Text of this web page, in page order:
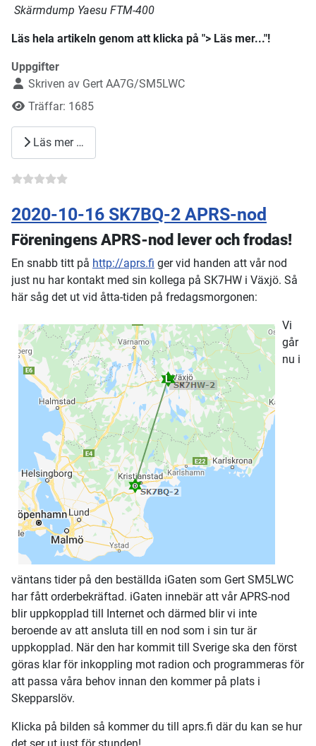
Skärmdump Yaesu FTM-400
Läs hela artikeln genom att klicka på "> Läs mer..."!
Uppgifter
Skriven av Gert AA7G/SM5LWC
Träffar: 1685
Läs mer …
2020-10-16 SK7BQ-2 APRS-nod
Föreningens APRS-nod lever och frodas!
En snabb titt på http://aprs.fi ger vid handen att vår nod
just nu har kontakt med sin kollega på SK7HW i Växjö. Så
här såg det ut vid åtta-tiden på fredagsmorgonen:
Vi
går
nu i
väntans tider på den beställda iGaten som Gert SM5LWC
har fått orderbekräftad. iGaten innebär att vår APRS-nod
blir uppkopplad till Internet och därmed blir vi inte
beroende av att ansluta till en nod som i sin tur är
uppkopplad. När den har kommit till Sverige ska den först
göras klar för inkoppling mot radion och programmeras för
att passa våra behov innan den kommer på plats i
Skepparslöv.
Klicka på bilden så kommer du till aprs.fi där du kan se hur
det ser ut just för stunden!